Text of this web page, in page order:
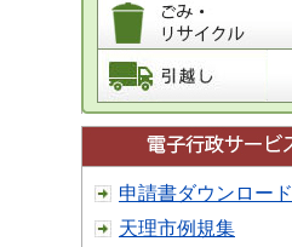
申請書ダウンロード
天理市例規集